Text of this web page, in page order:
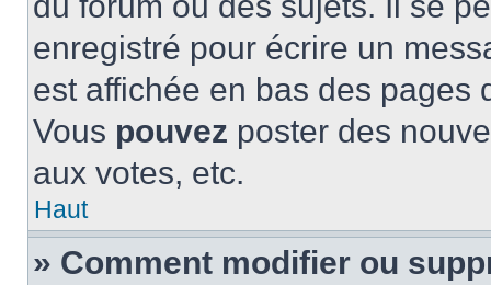
enregistré pour écrire un
est affichée en bas des pages
Vous pouvez poster des
aux votes, etc.
Haut
» Comment modifier ou